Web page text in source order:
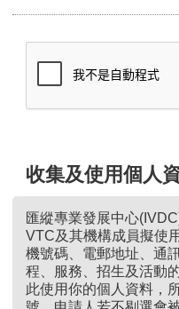
收集及使用個人
匯縱專業發展中心
VTC及其機構成員擬使
機號碼、電郵地址、通
程、服務、招生及活動
此使用你的個人資料，